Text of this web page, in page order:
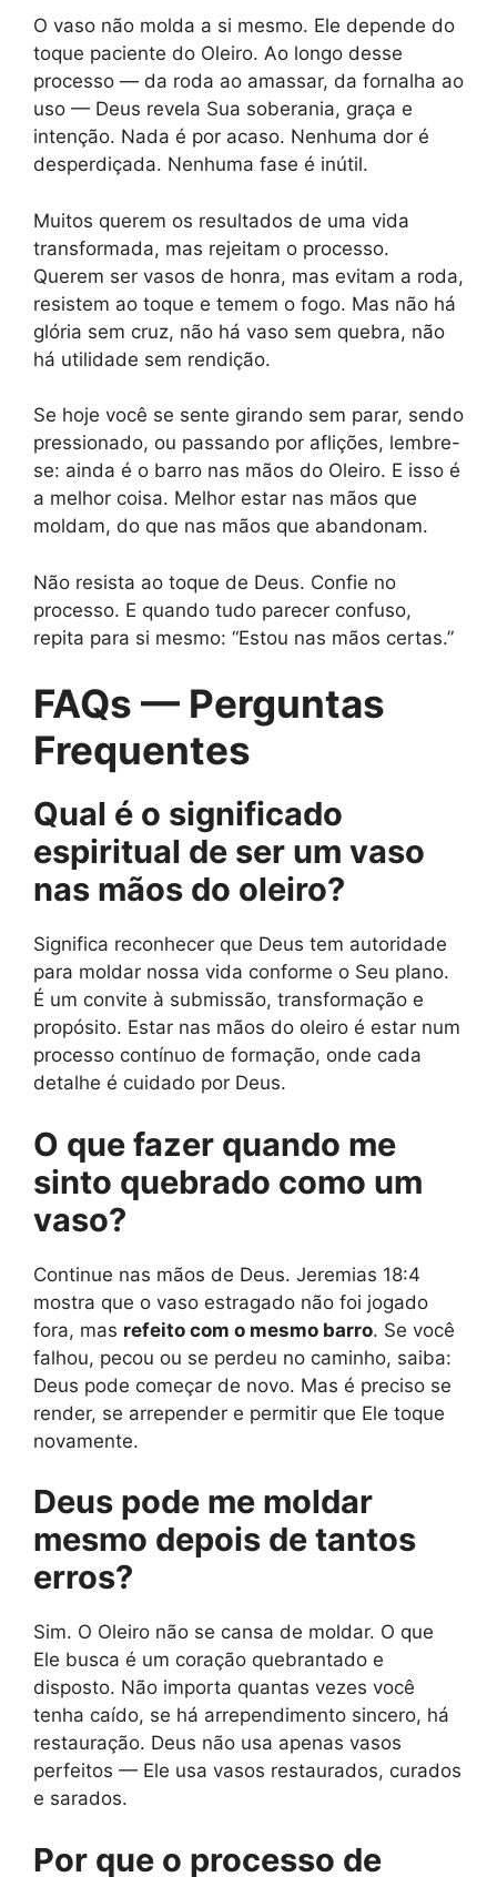
O vaso não molda a si mesmo. Ele depende do
toque paciente do Oleiro. Ao longo desse
processo — da roda ao amassar, da fornalha ao
uso — Deus revela Sua soberania, graça e
intenção. Nada é por acaso. Nenhuma dor é
desperdiçada. Nenhuma fase é inútil.
Muitos querem os resultados de uma vida
transformada, mas rejeitam o processo.
Querem ser vasos de honra, mas evitam a roda,
resistem ao toque e temem o fogo. Mas não há
glória sem cruz, não há vaso sem quebra, não
há utilidade sem rendição.
Se hoje você se sente girando sem parar, sendo
pressionado, ou passando por aflições, lembre-
se: ainda é o barro nas mãos do Oleiro. E isso é
a melhor coisa. Melhor estar nas mãos que
moldam, do que nas mãos que abandonam.
Não resista ao toque de Deus. Confie no
processo. E quando tudo parecer confuso,
repita para si mesmo: “Estou nas mãos certas.”
FAQs — Perguntas
Frequentes
Qual é o significado
espiritual de ser um vaso
nas mãos do oleiro?
Significa reconhecer que Deus tem autoridade
para moldar nossa vida conforme o Seu plano.
É um convite à submissão, transformação e
propósito. Estar nas mãos do oleiro é estar num
processo contínuo de formação, onde cada
detalhe é cuidado por Deus.
O que fazer quando me
sinto quebrado como um
vaso?
Continue nas mãos de Deus. Jeremias 18:4
mostra que o vaso estragado não foi jogado
fora, mas refeito com o mesmo barro. Se você
falhou, pecou ou se perdeu no caminho, saiba:
Deus pode começar de novo. Mas é preciso se
render, se arrepender e permitir que Ele toque
novamente.
Deus pode me moldar
mesmo depois de tantos
erros?
Sim. O Oleiro não se cansa de moldar. O que
Ele busca é um coração quebrantado e
disposto. Não importa quantas vezes você
tenha caído, se há arrependimento sincero, há
restauração. Deus não usa apenas vasos
perfeitos — Ele usa vasos restaurados, curados
e sarados.
Por que o processo de